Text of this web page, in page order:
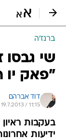
ברנז'ה
שי
"פאק יו
דוד אברהם
19.7.2013 / 11:15
ידיעות